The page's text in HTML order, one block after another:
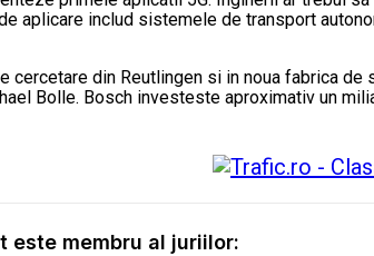
aplicare includ sistemele de transport
din Reutlingen si in noua fabrica de
Bolle. Bosch investeste aproximativ un
este membru al juriilor: